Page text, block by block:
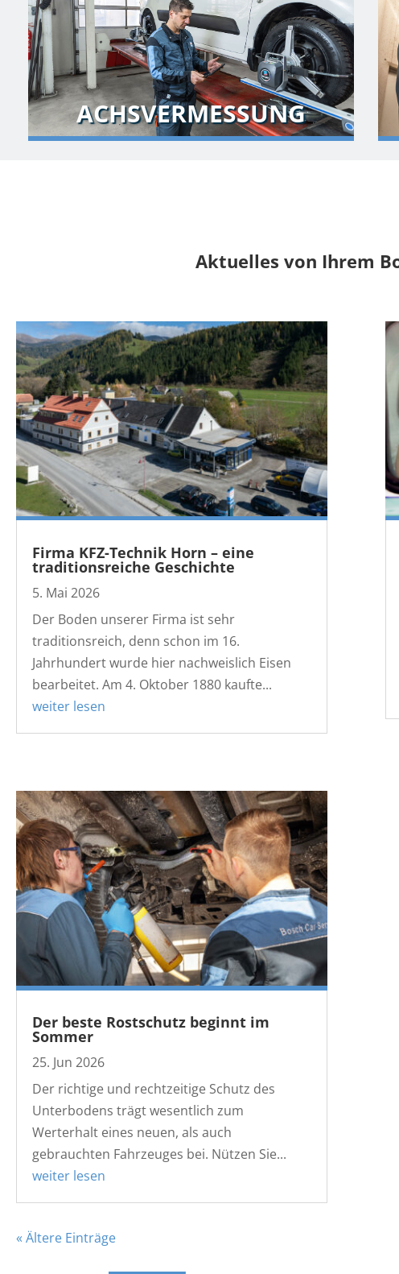
ACHSVERMESSUNG
Aktuelles von Ihrem
Firma KFZ-Technik Horn – eine
traditionsreiche Geschichte
5. Mai 2026
Der Boden unserer Firma ist sehr
traditionsreich, denn schon im 16.
Jahrhundert wurde hier nachweislich Eisen
bearbeitet. Am 4. Oktober 1880 kaufte...
weiter lesen
Der beste Rostschutz beginnt im
Sommer
25. Jun 2026
Der richtige und rechtzeitige Schutz des
Unterbodens trägt wesentlich zum
Werterhalt eines neuen, als auch
gebrauchten Fahrzeuges bei. Nützen Sie...
weiter lesen
« Ältere Einträge